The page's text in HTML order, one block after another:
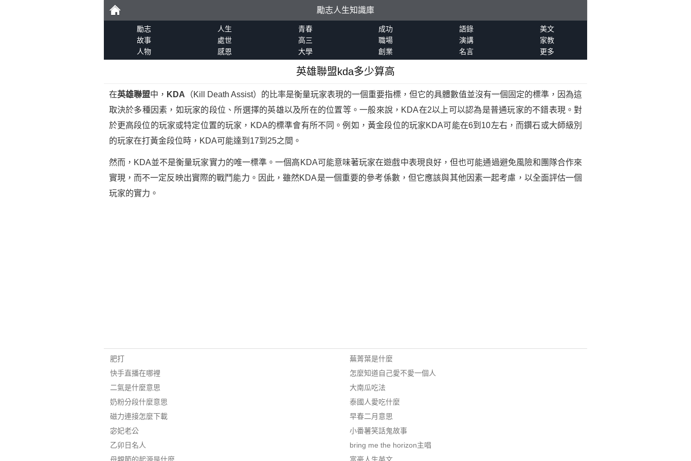
勵
勵志人生知識庫
勵志 人生 青春 成功 語錄
美文
故事
處世 高三 職場 演講
家教
人物
感恩 大學 創業 名言 更多
英雄聯盟kda多少算高
在英雄聯盟中， KDA （Kill Death Assist）的比率是衡量玩家表現的一個重要指標，但它的具體數值並沒有一個固定的標準，因為這
取決於多種因素，如玩家的段位、所選擇的英雄以及所在的位置等。一般來說，KDA在2以上可以認為是普通玩家的不錯表現。對
於更高段位的玩家或特定位置的玩家，KDA的標準會有所不同。例如，黃金段位的玩家KDA可能在6到10左右，而鑽石或大師級別
的玩家在打黃金段位時，KDA可能達到17到25之間。
然而，KDA並不是衡量玩家實力的唯一標準。一個高KDA可能意味著玩家在遊戲中表現良好，但也可能通過避免風險和團隊合作來
實現，而不一定反映出實際的戰鬥能力。因此，雖然KDA是一個重要的參考係數，但它應該與其他因素一起考慮，以全面評估一個
玩家的實力。
肥打
快手直播在哪裡
二氣是什麼意思
奶粉分段什麼意思
磁力連接怎麼下載
宓妃老公
乙卯日名人
蕪菁葉是什麼
怎麼知道自己愛不愛一個人
大南瓜吃法
泰國人愛吃什麼
早春二月意思
小番薯笑話鬼故事
bring me the horizon主唱